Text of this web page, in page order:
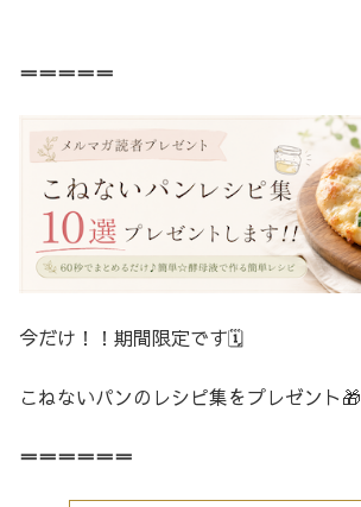
＝＝＝＝＝
今だけ！！期間限定です🗓️
こねないパンのレシピ集をプレゼント🎁
＝＝＝＝＝＝